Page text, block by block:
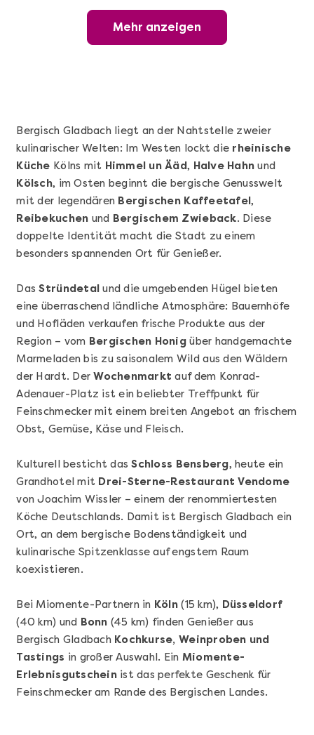
Hamburg erschmecken
Mehr anzeigen
Nürnberg erschmecken
Mehr anzeigen
Offene Weinprobe
Mehr anzeigen
Mehr anzeigen
Bergisch Gladbach liegt an der Nahtstelle zweier
kulinarischer Welten: Im Westen lockt die rheinische
Küche Kölns mit Himmel un Ääd, Halve Hahn und
Kölsch, im Osten beginnt die bergische Genusswelt
mit der legendären Bergischen Kaffeetafel,
Reibekuchen und Bergischem Zwieback. Diese
doppelte Identität macht die Stadt zu einem
besonders spannenden Ort für Genießer.
DasStründetal und die umgebenden Hügel bieten
eine überraschend ländliche Atmosphäre: Bauernhöfe
und Hofläden verkaufen frische Produkte aus der
Region – vom Bergischen Honig über handgemachte
Marmeladen bis zu saisonalem Wild aus den Wäldern
der Hardt. DerWochenmarkt auf dem Konrad-
Adenauer-Platz ist ein beliebter Treffpunkt für
Feinschmecker mit einem breiten Angebot an frischem
Obst, Gemüse, Käse und Fleisch.
Kulturell besticht dasSchloss Bensberg, heute ein
Grandhotel mit Drei-Sterne-Restaurant Vendome
von Joachim Wissler – einem der renommiertesten
Köche Deutschlands. Damit ist Bergisch Gladbach ein
Ort, an dem bergische Bodenständigkeit und
kulinarische Spitzenklasse auf engstem Raum
koexistieren.
Bei Miomente-Partnern in Köln(15 km), Düsseldorf
(40 km) und Bonn (45 km) finden Genießer aus
Bergisch Gladbach Kochkurse, Weinproben und
Tastings in großer Auswahl. Ein Miomente-
Erlebnisgutscheinist das perfekte Geschenk für
Feinschmecker am Rande des Bergischen Landes.